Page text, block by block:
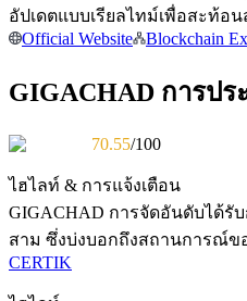
แนะนำ
คู่มือเริ่มต้นฟิวเจอร์ส
อัปเดตแบบเรียลไทม์เพื่อสะท้อ
Official Website
Blockchain
GIGACHAD การป
70.55/100
ไฮไลท์ & การแจ้งเตือน
GIGACHAD การจัดอันดับได้รั
สาม ซึ่งบ่งบอกถึงสถานการณ์ข
CERTIK